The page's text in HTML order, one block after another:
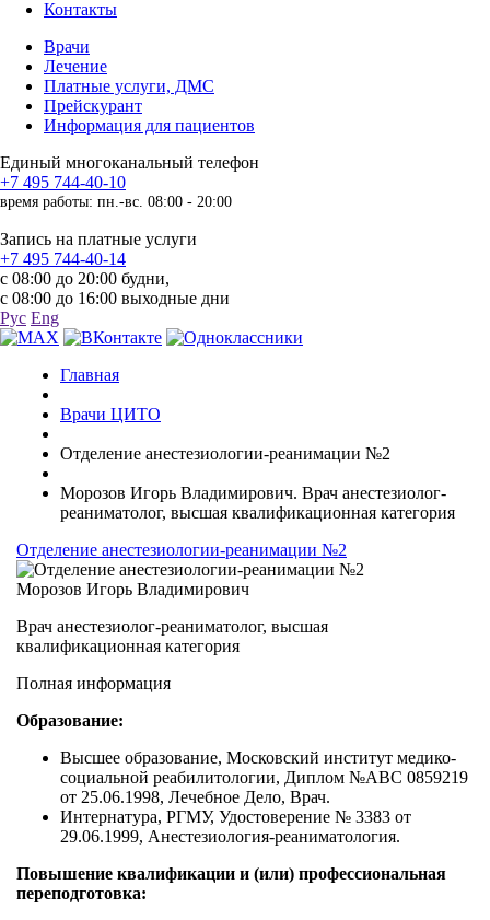
Контакты
Врачи
Лечение
Платные услуги, ДМС
Прейскурант
Информация для пациентов
Единый многоканальный телефон
+7 495 744-40-10
время работы: пн.-вс. 08:00 - 20:00
Запись на платные услуги
+7 495 744-40-14
с 08:00 до 20:00 будни,
с 08:00 до 16:00 выходные дни
Рус Eng
Главная
Врачи ЦИТО
Отделение анестезиологии-реанимации №2
Морозов Игорь Владимирович. Врач анестезиолог-
реаниматолог, высшая квалификационная категория
Отделение анестезиологии-реанимации №2
Морозов Игорь Владимирович
Врач анестезиолог-реаниматолог, высшая
квалификационная категория
Полная информация
Образование:
Высшее образование, Московский институт медико-
социальной реабилитологии, Диплом №АВС 0859219
от 25.06.1998, Лечебное Дело, Врач.
Интернатура, РГМУ, Удостоверение № 3383 от
29.06.1999, Анестезиология-реаниматология.
Повышение квалификации и (или) профессиональная
переподготовка: